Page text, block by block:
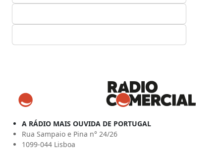
A RÁDIO MAIS OUVIDA DE PORTUGAL
Rua Sampaio e Pina n° 24/26
1099-044 Lisboa